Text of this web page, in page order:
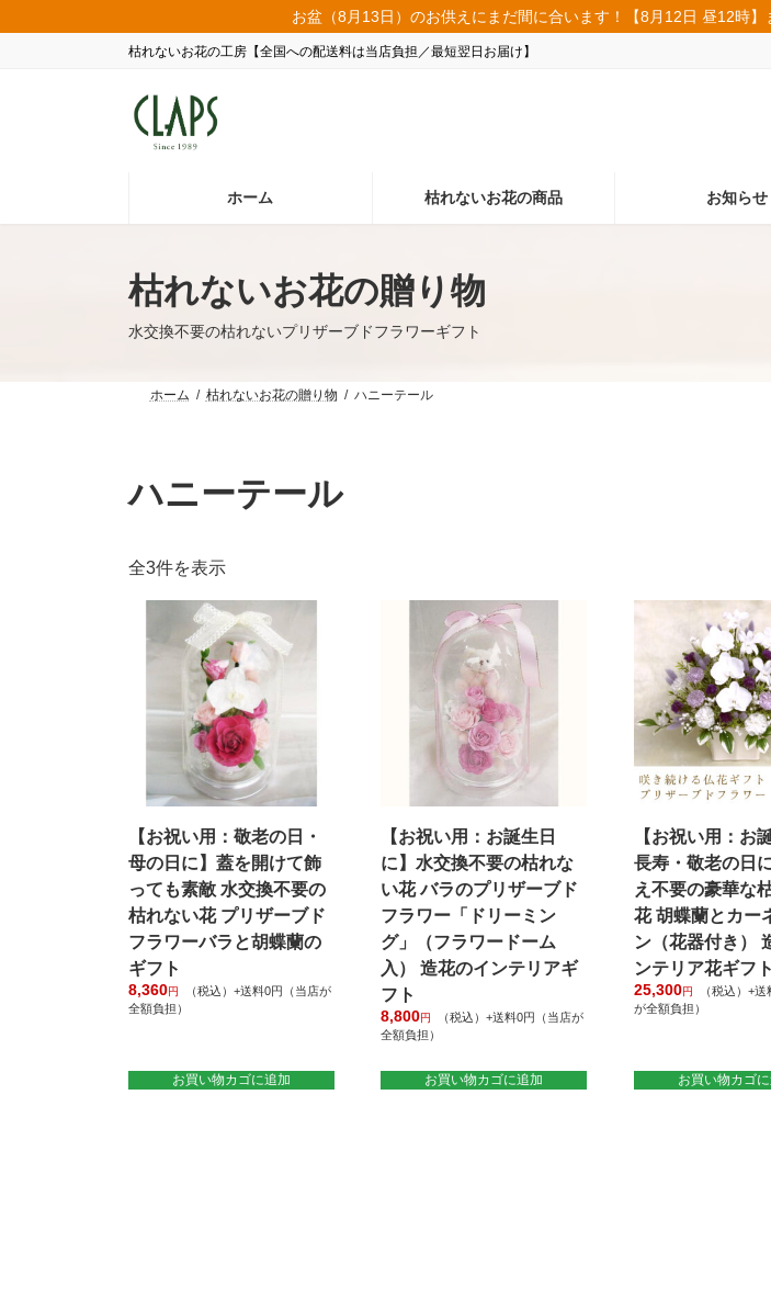
ン
ビ
お盆（8月13日）のお供えにまだ間に合います！【8月12日 昼12時
枯れないお花の工房【全国への配送料は当店負担／最短翌日お届け】
ホーム 枯れないお花の商品 お知らせ
枯れないお花の贈り物
水交換不要の枯れないプリザーブドフラワーギフト
ホーム 枯れないお花の贈り物 ハニーテール
ハニーテール
全3件を表示人
気
順
【お祝い用：敬老の日・
母の日に】蓋を開けて飾
っても素敵 水交換不要の
枯れない花 プリザーブド
フラワーバラと胡蝶蘭の
ギフト
8,360円
（税込）+送料0円（当店が
全額負担）
お買い物カゴに追加
【お祝い用：お誕生日
に】水交換不要の枯れな
い花 バラのプリザーブド
フラワー「ドリーミン
グ」（フラワードーム
入） 造花のインテリアギ
フト
8,800円
（税込）+送料0円（当店が
全額負担）
お買い物カゴに追加
【お祝い用：お
長寿・敬老の日
え不要の豪華な
花 胡蝶蘭とカー
ン（花器付き）
ンテリア花ギフト
25,300円
（税込）+
が全額負担）
お買い物カゴ